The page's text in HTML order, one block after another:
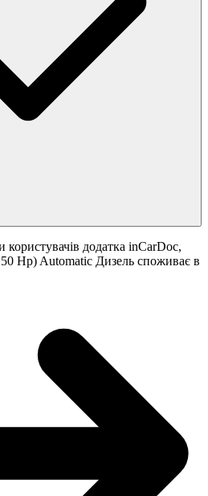
додатка inCarDoc,
Hp) Automatic Дизель споживає в